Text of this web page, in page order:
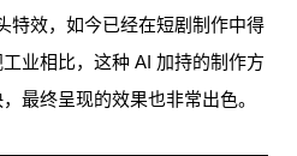
特效，如今已经在短剧制作中得
业相比，这种 AI 加持的制作方
最终呈现的效果也非常出色。